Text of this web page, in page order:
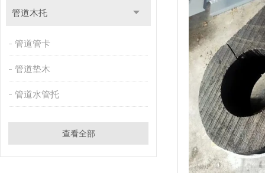
管道木托
管道管卡
管道垫木
管道水管托
查看全部